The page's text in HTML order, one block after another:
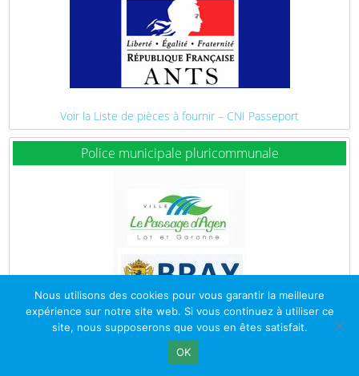
Voir la Liste de pièces à fournir – CNI Passeport
Police municipale pluricommunale
Nous utilisons des cookies pour vous garantir la meilleure
expérience sur notre site web. Si vous continuez à utiliser ce
site, nous supposerons que vous en êtes satisfait.
OK